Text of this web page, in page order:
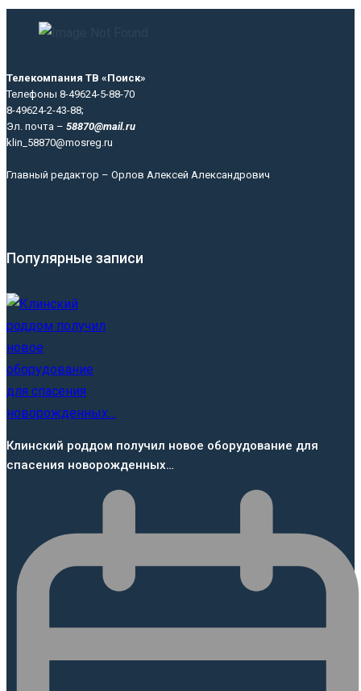
Телекомпания ТВ «Поиск»
Телефоны 8-49624-5-88-70
8-49624-2-43-88;
Эл. почта – 58870@mail.ru
klin_58870@mosreg.ru
Главный редактор – Орлов Алексей Александрович
Популярные записи
Клинский роддом получил новое оборудование для
спасения новорожденных…